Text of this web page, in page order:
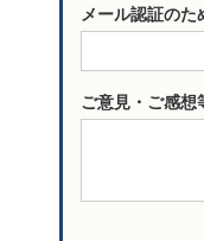
メール認証のた
ご意見・ご感想